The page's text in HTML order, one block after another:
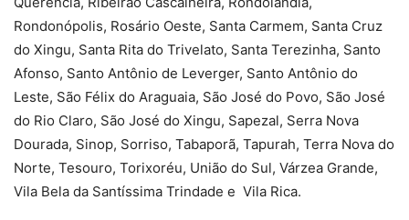
Rondonópolis, Rosário Oeste, Santa Carmem, Santa Cruz
do Xingu, Santa Rita do Trivelato, Santa Terezinha, Santo
Afonso, Santo Antônio de Leverger, Santo Antônio do
Leste, São Félix do Araguaia, São José do Povo, São José
do Rio Claro, São José do Xingu, Sapezal, Serra Nova
Dourada, Sinop, Sorriso, Tabaporã, Tapurah, Terra Nova do
Norte, Tesouro, Torixoréu, União do Sul, Várzea Grande,
Vila Bela da Santíssima Trindade e Vila Rica.